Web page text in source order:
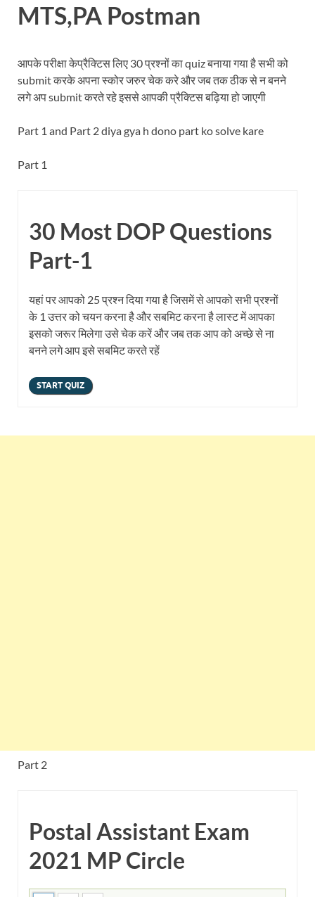
MTS,PA Postman
आपके परीक्षा केप्रैक्टिस लिए 30 प्रश्नों का quiz बनाया गया है सभी को
submit करके अपना स्कोर जरुर चेक करे और जब तक ठीक से न बनने
लगे अप submit करते रहे इससे आपकी प्रैक्टिस बढ़िया हो जाएगी
Part 1 and Part 2 diya gya h dono part ko solve kare
Part 1
30 Most DOP Questions
Part-1
यहां पर आपको 25 प्रश्न दिया गया है जिसमें से आपको सभी प्रश्नों
के 1 उत्तर को चयन करना है और सबमिट करना है लास्ट में आपका
इसको जरूर मिलेगा उसे चेक करें और जब तक आप को अच्छे से ना
बनने लगे आप इसे सबमिट करते रहें
Part 2
Postal Assistant Exam
2021 MP Circle